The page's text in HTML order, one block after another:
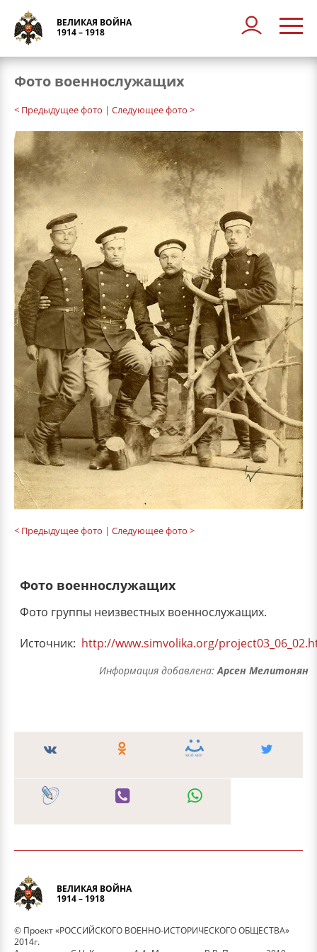
ВЕЛИКАЯ ВОЙНА
1914 – 1918
Фото военнослужащих
< Предыдущее фото | Следующее фото >
< Предыдущее фото | Следующее фото >
Фото военнослужащих
Фото группы неизвестных военнослужащих.
Источник: http://www.simvolika.org/
Информация добавлена:Арсен Мелитонян
ВЕЛИКАЯ ВОЙНА
1914 – 1918
© Проект «РОССИЙСКОГО ВОЕННО-ИСТОРИЧЕСКОГО ОБЩЕСТВА»
2014г.